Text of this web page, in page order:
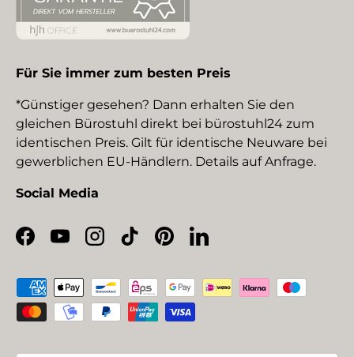
Für Sie immer zum besten Preis
*Günstiger gesehen? Dann erhalten Sie den
gleichen Bürostuhl direkt bei bürostuhl24 zum
identischen Preis. Gilt für identische Neuware bei
gewerblichen EU-Händlern. Details auf Anfrage.
Social Media
Facebook
YouTubeInstagram
TikTokPinterestLinkedIn
Zahlungsmethoden